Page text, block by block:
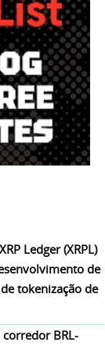
Ledger (XRPL)
de
tokenização de
BRL-